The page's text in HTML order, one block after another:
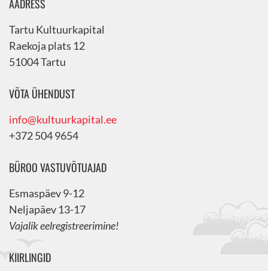
AADRESS
Tartu Kultuurkapital
Raekoja plats 12
51004 Tartu
VÕTA ÜHENDUST
info@kultuurkapital.ee
+372 504 9654
BÜROO VASTUVÕTUAJAD
Esmaspäev 9-12
Neljapäev 13-17
Vajalik eelregistreerimine!
KIIRLINGID